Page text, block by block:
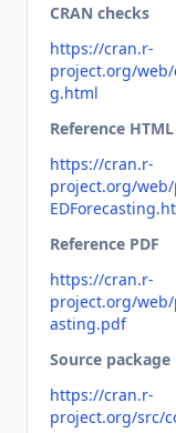
CRAN checks
https://cran.r-
project.org/web/
g.html
Reference HTML
https://cran.r-
project.org/
Reference PDF
https://cran.r-
project.org/web/
asting.pdf
Source package
https://cran.r-
project.org/src/